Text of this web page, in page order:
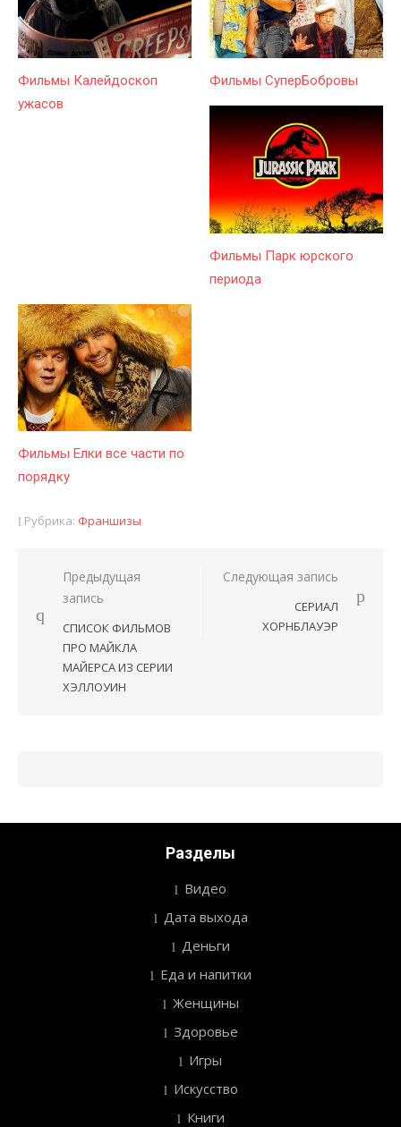
Фильмы Калейдоскоп
ужасов
Фильмы СуперБобровы
Фильмы Парк юрского
периода
Фильмы Елки все части по
порядку
Рубрика: Франшизы
Навигация
по
записям
Предыдущая
запись
СПИСОК ФИЛЬМОВ
ПРО МАЙКЛА
МАЙЕРСА ИЗ СЕРИИ
ХЭЛЛОУИН
Следующая запись
СЕРИАЛ
ХОРНБЛАУЭР
Разделы
Видео
Дата выхода
Деньги
Еда и напитки
Женщины
Здоровье
Игры
Искусство
Книги